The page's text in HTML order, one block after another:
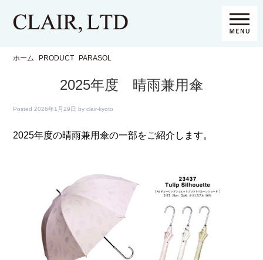
ホーム PRODUCT PARASOL
2025年度 晴雨兼用傘
Posted2026年1月29日 by clair-kyoto
2025年度の晴雨兼用傘の一部をご紹介します。